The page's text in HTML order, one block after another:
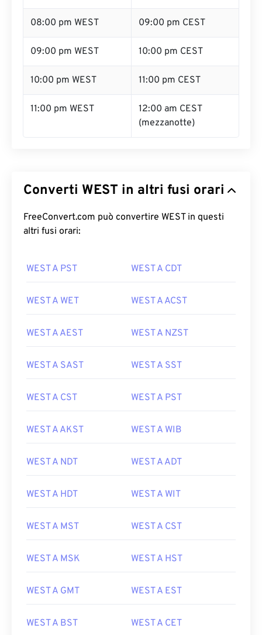
08:00 pm WEST 09:00 pm CEST
09:00 pm WEST 10:00 pm CEST
10:00 pm WEST 11:00 pm CEST
11:00 pm WEST
12:00 am CEST
(mezzanotte)
Converti WEST in altri fusi orari
FreeConvert.com può convertire WEST in questi
altri fusi orari:
WEST A PST WEST A CDT
WEST A WET WEST A ACST
WEST A AEST WEST A NZST
WEST A SAST WEST A SST
WEST A CST WEST A PST
WEST A AKST WEST A WIB
WEST A NDT WEST A ADT
WEST A HDT WEST A WIT
WEST A MST WEST A CST
WEST A MSK WEST A HST
WEST A GMT WEST A EST
WEST A BST WEST A CET